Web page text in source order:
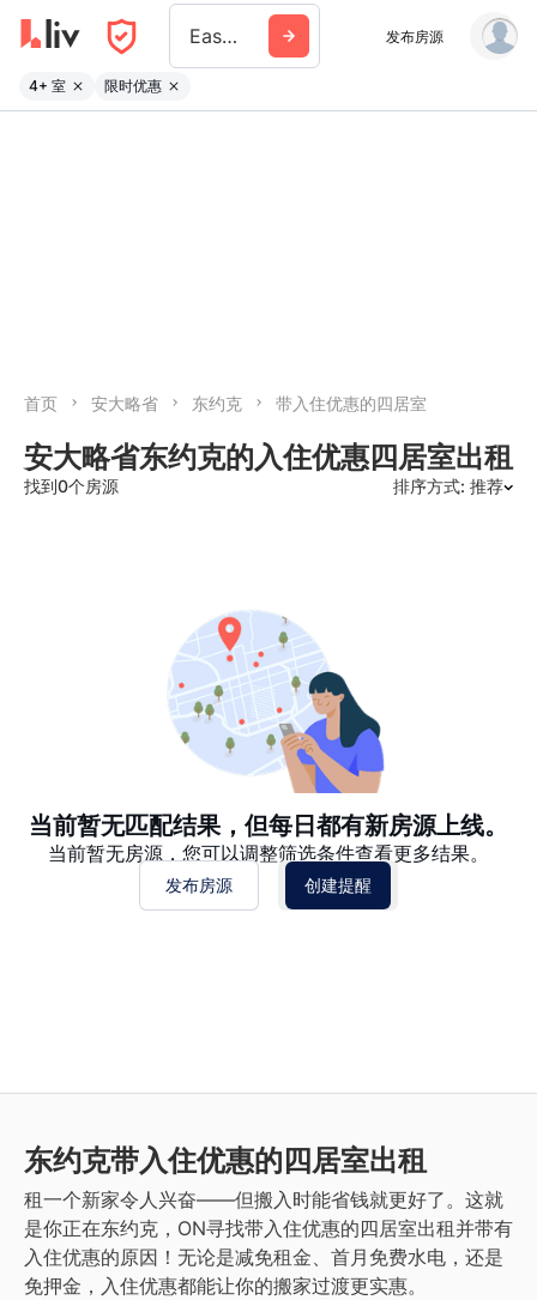
East York 发布房源
4+ 室 限时优惠
首页 安大略省 东约克 带入住优惠的四居室
安大略省东约克的入住优惠四居室出租
找到0个房源 排序方式: 推荐
当前暂无匹配结果，但每日都有新房源上线。
当前暂无房源，您可以调整筛选条件查看更多结果。
发布房源 创建提醒
东约克带入住优惠的四居室出租
租一个新家令人兴奋——但搬入时能省钱就更好了。这就
是你正在东约克，ON寻找带入住优惠的四居室出租并带有
入住优惠的原因！无论是减免租金、首月免费水电，还是
免押金，入住优惠都能让你的搬家过渡更实惠。